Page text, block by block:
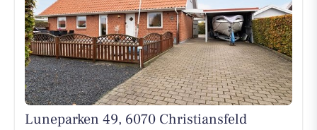
Luneparken 49, 6070 Christiansfeld